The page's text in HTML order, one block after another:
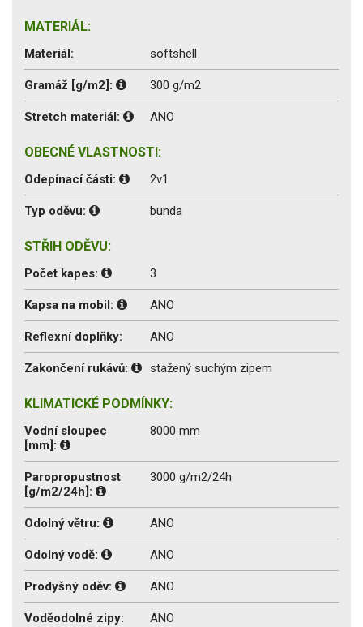
MATERIÁL:
Materiál: softshell
Gramáž [g/m2]: 300 g/m2
Stretch materiál: ANO
OBECNÉ VLASTNOSTI:
Odepínací části: 2v1
Typ oděvu: bunda
STŘIH ODĚVU:
Počet kapes: 3
Kapsa na mobil: ANO
Reflexní doplňky: ANO
Zakončení rukávů: stažený suchým zipem
KLIMATICKÉ PODMÍNKY:
Vodní sloupec
[mm]:
8000 mm
Paropropustnost
[g/m2/24h]:
3000 g/m2/24h
Odolný větru: ANO
Odolný vodě: ANO
Prodyšný oděv: ANO
Voděodolné zipy: ANO